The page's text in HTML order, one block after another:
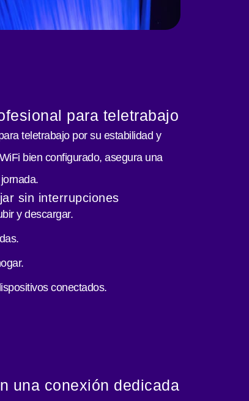
para teletrabajo
teletrabajo por su estabilidad y
bien configurado, asegura una
sin interrupciones
y descargar.
conectados.
una conexión dedicada